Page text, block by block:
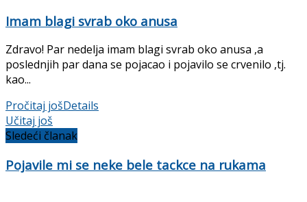
Imam blagi svrab oko anusa
Zdravo! Par nedelja imam blagi svrab oko anusa ,a
poslednjih par dana se pojacao i pojavilo se crvenilo ,tj.
kao...
Pročitaj jošDetails
Učitaj još
Sledeći članak
Pojavile mi se neke bele tackce na rukama